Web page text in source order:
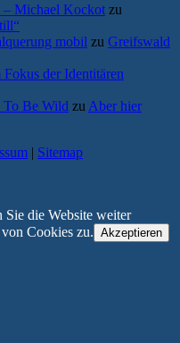
– Michael Kockot zu
mobil zu Greifswald
der Identitären
To Be Wild zu Aber hier
| Sitemap
Sie die Website weiter
Cookies zu. Akzeptieren